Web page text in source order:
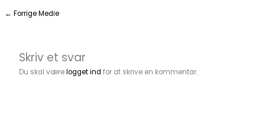
← Forrige Medie
Skriv et svar
Du skal værelogget ind for at skrive en kommentar.